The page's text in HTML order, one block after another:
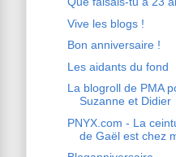
Vive les blogs !
Bon anniversaire !
Les aidants du fond
La blogroll de PMA
Suzanne et Didier
PNYX.com - La
de Gaël est chez